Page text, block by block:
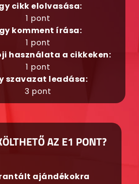
cikk elolvasása:
1 pont
komment írása:
1 pont
használata a cikkeken:
1 pont
szavazat leadása:
3 pont
AZ E1 PONT?
ajándékokra